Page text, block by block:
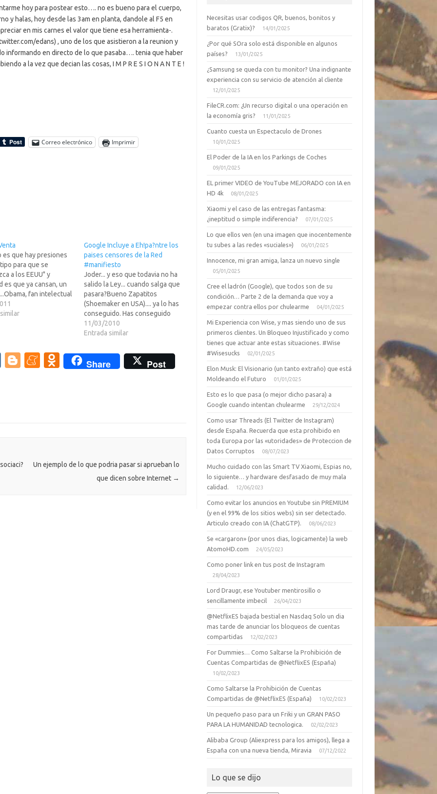
hoy para postear esto…. no es bueno para el cuerpo,
y halas, hoy desde las 3am en planta, dandole al F5 en
en mis carnes el valor que tiene esa herramienta-.
edans) , uno de los que asistieron a la reunion y
informando en directo de lo que pasaba…. tenia que haber
a la vez que decian las cosas, I M P R E S I O N A N T E !
Correo electrónico Imprimir
es que hay presiones
para que se
a los EEUU" y
es que ya cansan, un
fan intelectual
Sinde¿No es para
cualquiera? todo un
en Leer…
Google Incluye a Eh!pa?ntre los
paises censores de la Red
#manifiesto
Joder... y eso que todavia no ha
salido la Ley... cuando salga que
pasara?Bueno Zapatitos
(Shoemaker en USA).... ya lo has
conseguido. Has conseguido
revivir la Ley de Prensa de
Fraga... has acabado con 35 a?de
Libertad de Expresion... y todo
por hacer caso al tontolabas
11/03/2010
Entrada similar
V
Bl
M O
ik
Share
Post
Un ejemplo de lo que podria pasar si aprueban lo
que dicen sobre Internet →
Necesitas usar codigos QR, buenos, bonitos y
baratos (Gratix)?
14/01/2025
¿Por qué SOra solo está disponible en algunos
países?
13/01/2025
¿Samsung se queda con tu monitor? Una indignante
experiencia con su servicio de atención al cliente
12/01/2025
FileCR.com: ¿Un recurso digital o una operación en
la economía gris?
11/01/2025
Cuanto cuesta un Espectaculo de Drones
10/01/2025
El Poder de la IA en los Parkings de Coches
09/01/2025
EL primer VIDEO de YouTube MEJORADO con IA en
HD 4k
08/01/2025
Xiaomi y el caso de las entregas fantasma:
¿ineptitud o simple indiferencia?
07/01/2025
Lo que ellos ven (en una imagen que inocentemente
tu subes a las redes «suciales»)
06/01/2025
Innocence, mi gran amiga, lanza un nuevo single
05/01/2025
Cree el ladrón (Google), que todos son de su
condición… Parte 2 de la demanda que voy a
empezar contra ellos por chulearme
04/01/2025
Mi Experiencia con Wise, y mas siendo uno de sus
primeros clientes. Un Bloqueo Injustificado y como
tienes que actuar ante estas situaciones. #Wise
#Wisesucks
02/01/2025
Elon Musk: El Visionario (un tanto extraño) que está
Moldeando el Futuro
01/01/2025
Esto es lo que pasa (o mejor dicho pasara) a
Google cuando intentan chulearme
29/12/2024
Como usar Threads (El Twitter de Instagram)
desde España. Recuerda que esta prohibido en
toda Europa por las «utoridades» de Proteccion de
Datos Corruptos
08/07/2023
Mucho cuidado con las Smart TV Xiaomi, Espias no,
lo siguiente… y hardware desfasado de muy mala
calidad.
12/06/2023
Como evitar los anuncios en Youtube sin PREMIUM
(y en el 99% de los sitios webs) sin ser detectado.
Articulo creado con IA (ChatGTP).
08/06/2023
Se «cargaron» (por unos dias, logicamente) la web
AtomoHD.com
24/05/2023
Como poner link en tus post de Instagram
28/04/2023
Lord Draugr, ese Youtuber mentirosillo o
sencillamente imbecil
26/04/2023
@NetflixES bajada bestial en Nasdaq Solo un dia
mas tarde de anunciar los bloqueos de cuentas
compartidas
12/02/2023
For Dummies… Como Saltarse la Prohibición de
Cuentas Compartidas de @NetflixES (España)
10/02/2023
Como Saltarse la Prohibición de Cuentas
Compartidas de @NetflixES (España)
10/02/2023
Un pequeño paso para un Friki y un GRAN PASO
PARA LA HUMANIDAD tecnologica.
02/02/2023
Alibaba Group (Aliexpress para los amigos), llega a
España con una nueva tienda, Miravia
07/12/2022
Lo que se dijo